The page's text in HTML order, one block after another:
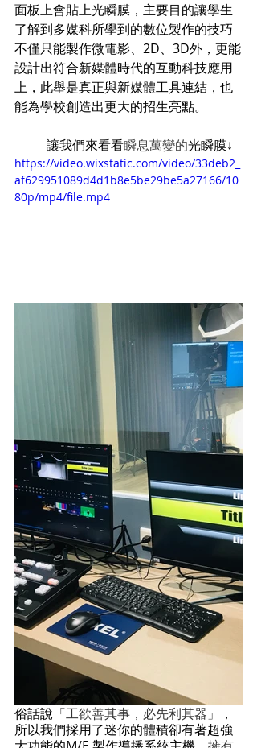
面板上會貼上光瞬膜，主要目的讓學生
了解到多媒科所學到的數位製作的技巧
不僅只能製作微電影、2D、3D外，更能
設計出符合新媒體時代的互動科技應用
上，此舉是真正與新媒體工具連結，也
能為學校創造出更大的招生亮點。
          讓我們來看看
瞬息萬變的光瞬膜↓
https://video.wixstatic.com/video/33deb2_
af629951089d4d1b8e5be29be5a27166/10
80p/mp4/file.mp4
俗話說 「工欲善其事，必先利其器」
，
所以我們採用了迷你的體積卻有著超強